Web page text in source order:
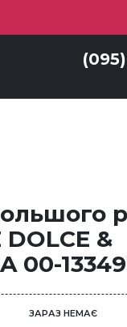
&
00-
ЗАРАЗ НЕМАЄ